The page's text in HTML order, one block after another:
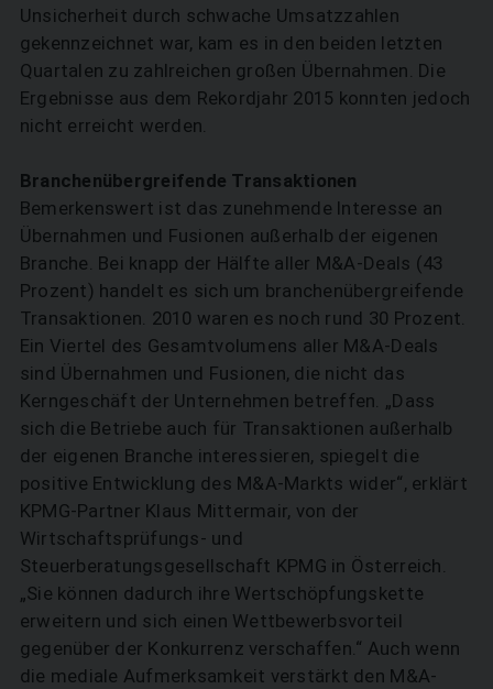
Unsicherheit durch schwache Umsatzzahlen
gekennzeichnet war, kam es in den beiden letzten
Quartalen zu zahlreichen großen Übernahmen. Die
Ergebnisse aus dem Rekordjahr 2015 konnten jedoch
nicht erreicht werden.
Branchenübergreifende Transaktionen
Bemerkenswert ist das zunehmende Interesse an
Übernahmen und Fusionen außerhalb der eigenen
Branche. Bei knapp der Hälfte aller M&A-Deals (43
Prozent) handelt es sich um branchenübergreifende
Transaktionen. 2010 waren es noch rund 30 Prozent.
Ein Viertel des Gesamtvolumens aller M&A-Deals
sind Übernahmen und Fusionen, die nicht das
Kerngeschäft der Unternehmen betreffen. „Dass
sich die Betriebe auch für Transaktionen außerhalb
der eigenen Branche interessieren, spiegelt die
positive Entwicklung des M&A-Markts wider“, erklärt
KPMG-Partner Klaus Mittermair, von der
Wirtschaftsprüfungs- und
Steuerberatungsgesellschaft KPMG in Österreich.
„Sie können dadurch ihre Wertschöpfungskette
erweitern und sich einen Wettbewerbsvorteil
gegenüber der Konkurrenz verschaffen.“ Auch wenn
die mediale Aufmerksamkeit verstärkt den M&A-